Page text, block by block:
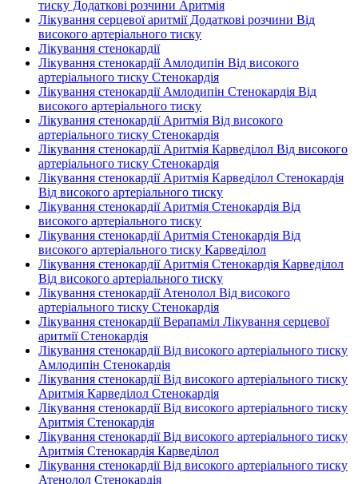
тиску Додаткові розчини Аритмія
Лікування серцевої аритмії Додаткові розчини Від
високого артеріального тиску
Лікування стенокардії
Лікування стенокардії Амлодипін Від високого
артеріального тиску Стенокардія
Лікування стенокардії Амлодипін Стенокардія Від
високого артеріального тиску
Лікування стенокардії Аритмія Від високого
артеріального тиску Стенокардія
Лікування стенокардії Аритмія Карведілол Від високого
артеріального тиску Стенокардія
Лікування стенокардії Аритмія Карведілол Стенокардія
Від високого артеріального тиску
Лікування стенокардії Аритмія Стенокардія Від
високого артеріального тиску
Лікування стенокардії Аритмія Стенокардія Від
високого артеріального тиску Карведілол
Лікування стенокардії Аритмія Стенокардія Карведілол
Від високого артеріального тиску
Лікування стенокардії Атенолол Від високого
артеріального тиску Стенокардія
Лікування стенокардії Верапаміл Лікування серцевої
аритмії Стенокардія
Лікування стенокардії Від високого артеріального тиску
Амлодипін Стенокардія
Лікування стенокардії Від високого артеріального тиску
Аритмія Карведілол Стенокардія
Лікування стенокардії Від високого артеріального тиску
Аритмія Стенокардія
Лікування стенокардії Від високого артеріального тиску
Аритмія Стенокардія Карведілол
Лікування стенокардії Від високого артеріального тиску
Атенолол Стенокардія